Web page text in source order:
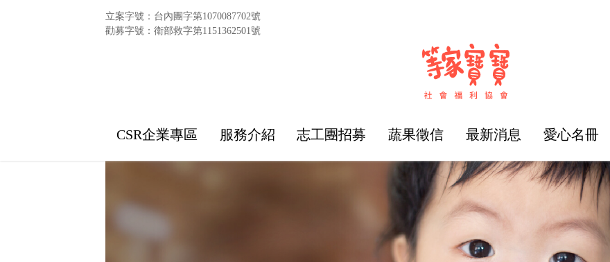
立案字號：台內團字第1070087702號
勸募字號：衛部救字第1151362501號
CSR企業專區 服務介紹 志工團招募 蔬果徵信 最新消息 愛心名冊